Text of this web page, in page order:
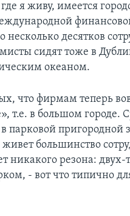
я живу, имеется
десятков
сидят тоже в
океаном.
что фирмам теперь
т.е. в большом городе.
парковой пригородной
большинство
никакого резона:
- вот что типично